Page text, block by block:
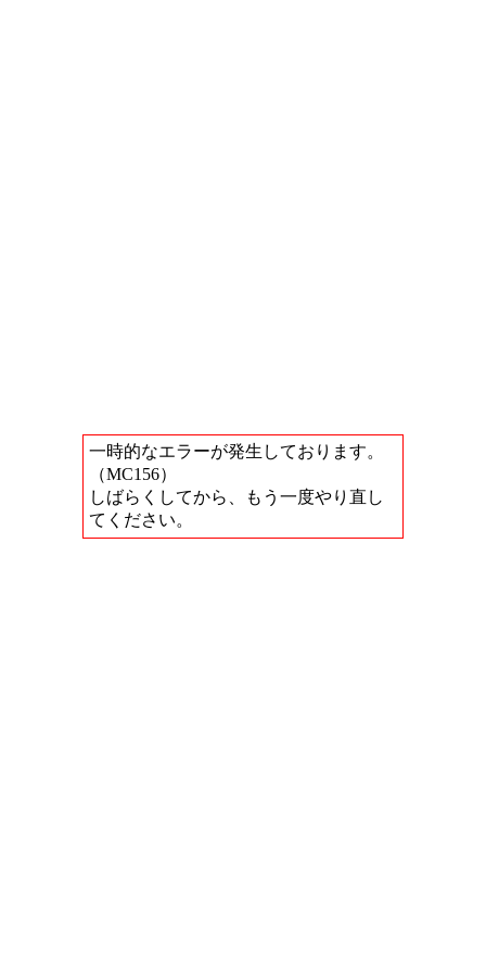
一時的なエラーが発生しております。
（MC156）
しばらくしてから、もう一度やり直し
てください。